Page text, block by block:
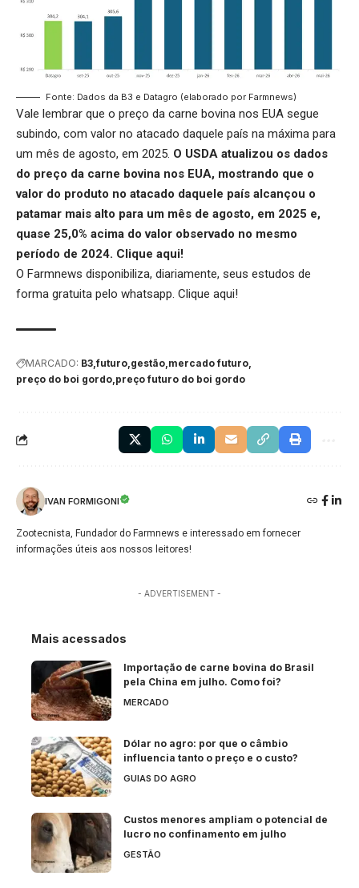
Fonte: Dados da B3 e Datagro (elaborado por Farmnews)
Vale lembrar que o preço da carne bovina nos EUA segue
subindo, com valor no atacado daquele país na máxima para
um mês de agosto, em 2025. O USDA atualizou os dados
do preço da carne bovina nos EUA, mostrando que o
valor do produto no atacado daquele país alcançou o
patamar mais alto para um mês de agosto, em 2025 e,
quase 25,0% acima do valor observado no mesmo
período de 2024. Clique aqui!
O Farmnews disponibiliza, diariamente, seus estudos de
forma gratuita pelo whatsapp. Clique aqui!
MARCADO: B3 futuro gestão mercado futuro
preço do boi gordo preço futuro do boi gordo
IVAN FORMIGONI
Zootecnista, Fundador do Farmnews e interessado em fornecer
informações úteis aos nossos leitores!
- ADVERTISEMENT -
Mais acessados
Importação de carne bovina do Brasil
pela China em julho. Como foi?
MERCADO
Dólar no agro: por que o câmbio
influencia tanto o preço e o custo?
GUIAS DO AGRO
Custos menores ampliam o potencial de
lucro no confinamento em julho
GESTÃO